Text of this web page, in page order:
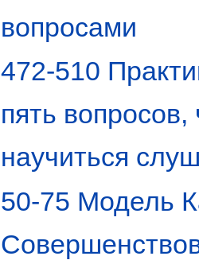
вопросами
472-510
пять вопросов,
научиться
50-75 Модель